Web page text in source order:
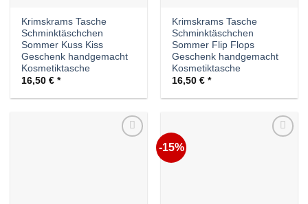
Krimskrams Tasche
Schminktäschchen
Sommer Kuss Kiss
Geschenk handgemacht
Kosmetiktasche
16,50€
Krimskrams Tasche
Schminktäschchen
Sommer Flip Flops
Geschenk handgemacht
Kosmetiktasche
16,50€
-15%